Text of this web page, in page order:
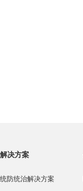
解决方案
统防统治解决方案